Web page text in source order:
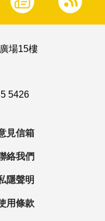
場15樓
5426
見信箱
絡我們
隱聲明
用條款